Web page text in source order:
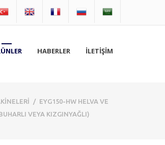
HABERLER İLETİŞİM
/ EYG150-HW HELVA VE
VEYA KIZGINYAĞLI)